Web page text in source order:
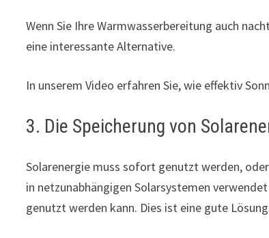
Wenn Sie Ihre Warmwasserbereitung auch
eine interessante Alternative.
In unserem Video erfahren Sie, wie effektiv
3. Die Speicherung von
Solarenergie muss sofort genutzt werden,
in netzunabhängigen Solarsystemen
genutzt werden kann. Dies ist eine gute